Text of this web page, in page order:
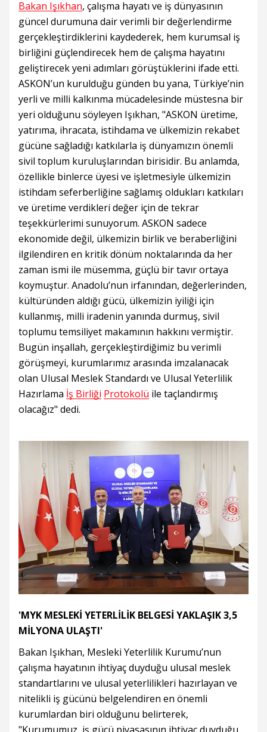
Bakan Işıkhan, çalışma hayatı ve iş dünyasının
güncel durumuna dair verimli bir değerlendirme
gerçekleştirdiklerini kaydederek, hem kurumsal iş
birliğini güçlendirecek hem de çalışma hayatını
geliştirecek yeni adımları görüştüklerini ifade etti.
ASKON’un kurulduğu günden bu yana, Türkiye’nin
yerli ve milli kalkınma mücadelesinde müstesna bir
yeri olduğunu söyleyen Işıkhan, "ASKON üretime,
yatırıma, ihracata, istihdama ve ülkemizin rekabet
gücüne sağladığı katkılarla iş dünyamızın önemli
sivil toplum kuruluşlarından birisidir. Bu anlamda,
özellikle binlerce üyesi ve işletmesiyle ülkemizin
istihdam seferberliğine sağlamış oldukları katkıları
ve üretime verdikleri değer için de tekrar
teşekkürlerimi sunuyorum. ASKON sadece
ekonomide değil, ülkemizin birlik ve beraberliğini
ilgilendiren en kritik dönüm noktalarında da her
zaman ismi ile müsemma, güçlü bir tavır ortaya
koymuştur. Anadolu’nun irfanından, değerlerinden,
kültüründen aldığı gücü, ülkemizin iyiliği için
kullanmış, milli iradenin yanında durmuş, sivil
toplumu temsiliyet makamının hakkını vermiştir.
Bugün inşallah, gerçekleştirdiğimiz bu verimli
görüşmeyi, kurumlarımız arasında imzalanacak
olan Ulusal Meslek Standardı ve Ulusal Yeterlilik
Hazırlama İş Birliği Protokolü ile taçlandırmış
olacağız" dedi.
'MYK MESLEKİ YETERLİLİK BELGESİ YAKLAŞIK 3,5
MİLYONA ULAŞTI'
Bakan Işıkhan, Mesleki Yeterlilik Kurumu’nun
çalışma hayatının ihtiyaç duyduğu ulusal meslek
standartlarını ve ulusal yeterlilikleri hazırlayan ve
nitelikli iş gücünü belgelendiren en önemli
kurumlardan biri olduğunu belirterek,